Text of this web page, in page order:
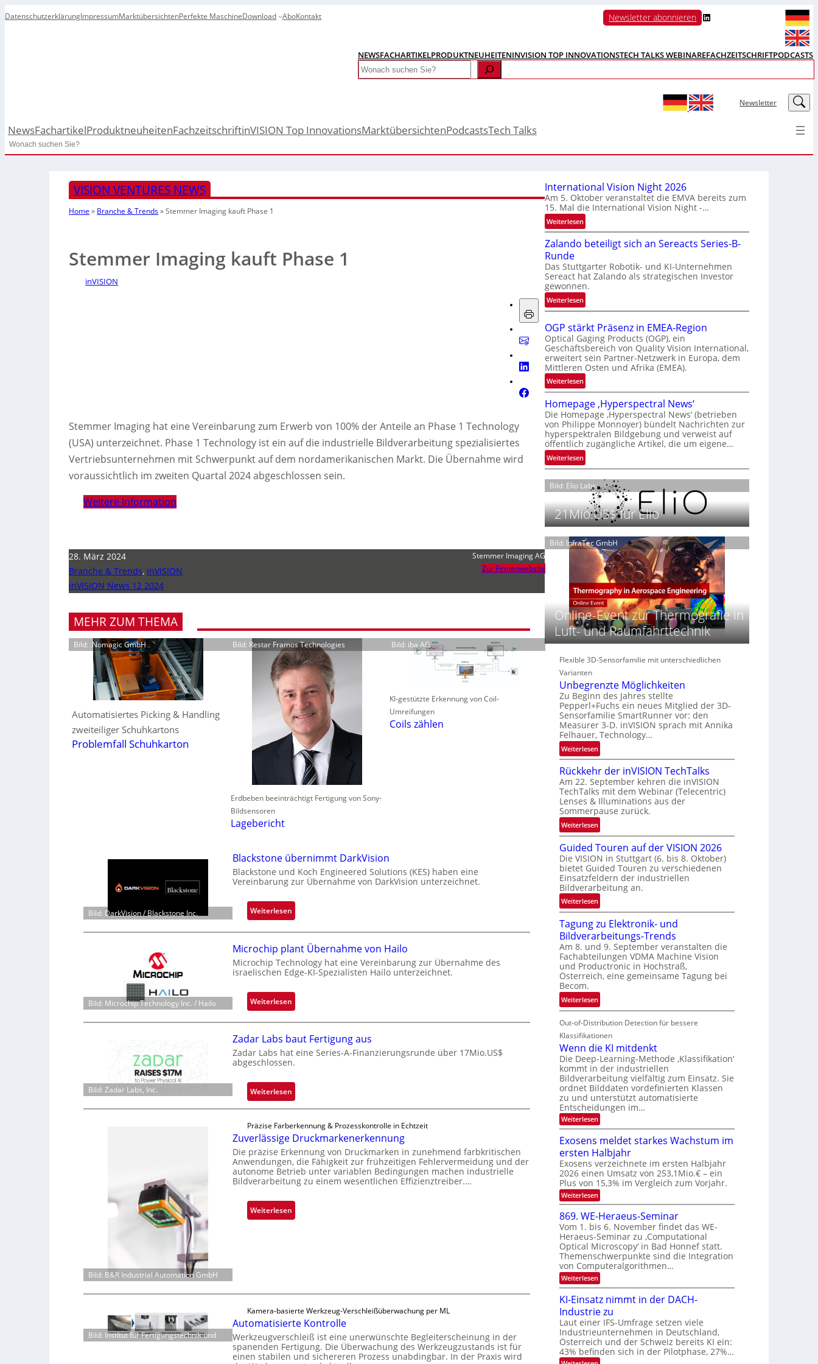
DatenschutzerklärungImpressumMarktübersichtenPerfekte MaschineDownload AboKontakt Newsletter abonnieren LinkedIn
NEWSFACHARTIKELPRODUKTNEUHEITENINVISION TOP INNOVATIONSTECH TALKS WEBINAREFACHZEITSCHRIFTPODCASTS
Search
Newsletter LinkedIn
NewsFachartikelProduktneuheitenFachzeitschriftinVISION Top InnovationsMarktübersichtenPodcastsTech Talks
Search
VISION VENTURES NEWS
Home » Branche & Trends»Stemmer Imaging kauft Phase 1
Stemmer Imaging kauft Phase 1
inVISION
Stemmer Imaging hat eine Vereinbarung zum Erwerb von 100% der Anteile an Phase 1 Technology
(USA) unterzeichnet. Phase 1 Technology ist ein auf die industrielle Bildverarbeitung spezialisiertes
Vertriebsunternehmen mit Schwerpunkt auf dem nordamerikanischen Markt. Die Übernahme wird
voraussichtlich im zweiten Quartal 2024 abgeschlossen sein.
Weitere Information
28. März 2024
Branche & Trends, inVISION
inVISION News 12 2024
Stemmer Imaging AG
Zur Firmenwebsite
MEHR ZUM THEMA
Bild: .Nomagic GmbH
Automatisiertes Picking & Handling
zweiteiliger Schuhkartons
Problemfall Schuhkarton
Bild: Restar Framos Technologies
Erdbeben beeinträchtigt Fertigung von Sony-
Bildsensoren
Lagebericht
Bild: iba AG
KI-gestützte Erkennung von Coil-
Umreifungen
Coils zählen
Bild: DarkVision / Blackstone Inc.
Blackstone übernimmt DarkVision
Blackstone und Koch Engineered Solutions (KES) haben eine
Vereinbarung zur Übernahme von DarkVision unterzeichnet.
Weiterlesen:
B
l
a
c
k
t
o
n
e
ü
b
r
n
m
m
t
D
a
k
V
Bild: Microchip Technology Inc. / Hailo
Microchip plant Übernahme von Hailo
Microchip Technology hat eine Vereinbarung zur Übernahme des
israelischen Edge-KI-Spezialisten Hailo unterzeichnet.
Weiterlesen:
M
i
c
r
o
h
i
p
l
a
n
t
b
e
e
v
o
n
H
a
Bild: Zadar Labs, Inc.
Zadar Labs baut Fertigung aus
Zadar Labs hat eine Series-A-Finanzierungsrunde über 17Mio.US$
abgeschlossen.
Weiterlesen:
Z
d
a
r
L
a
s
b
r
t
i
g
u
n
Bild: B&R Industrial Automation GmbH
Präzise Farberkennung & Prozesskontrolle in Echtzeit
Zuverlässige Druckmarkenerkennung
Die präzise Erkennung von Druckmarken in zunehmend farbkritischen
Anwendungen, die Fähigkeit zur frühzeitigen Fehlervermeidung und der
autonome Betrieb unter variablen Bedingungen machen industrielle
Bildverarbeitung zu einem wesentlichen Effizienztreiber.…
Weiterlesen:
Z
s
s
i
g
Bild: Institut für Fertigungstechnik und
Kamera-basierte Werkzeug-Verschleißüberwachung per ML
Automatisierte Kontrolle
Werkzeugverschleiß ist eine unerwünschte Begleiterscheinung in der
spanenden Fertigung. Die Überwachung des Werkzeugzustands ist für
einen stabilen und sichereren Prozess unabdingbar. In der Praxis wird
International Vision Night 2026
Am 5. Oktober veranstaltet die EMVA bereits zum
15. Mal die International Vision Night -…
Weiterlesen:
I
n
e
r
n
a
t
i
o
n
a
V
i
s
i
o
n
N
i
h
2
0
6
Zalando beteiligt sich an Sereacts Series-B-
Runde
Das Stuttgarter Robotik- und KI-Unternehmen
Sereact hat Zalando als strategischen Investor
gewonnen.
Weiterlesen:
Z
a
l
a
n
d
o
b
e
t
e
i
l
i
t
i
c
a
r
e
a
c
t
s
S
i
e
s
-
B
-
R
u
n
d
e
OGP stärkt Präsenz in EMEA-Region
Optical Gaging Products (OGP), ein
Geschäftsbereich von Quality Vision International,
erweitert sein Partner-Netzwerk in Europa, dem
Mittleren Osten und Afrika (EMEA).
Weiterlesen:
O
G
P
s
t
ä
r
t
r
ä
e
n
E
M
E
A
-
R
e
g
i
o
n
Homepage ‚Hyperspectral News‘
Die Homepage ‚Hyperspectral News‘ (betrieben
von Philippe Monnoyer) bündelt Nachrichten zur
hyperspektralen Bildgebung und verweist auf
öffentlich zugängliche Artikel, die um eigene…
Weiterlesen:
H
o
m
e
p
a
g
e
y
p
e
r
s
p
c
t
r
a
l
N
e
w
s
‘
Bild: Elio Labs.
21Mio.US$ für Elio
Bild: InfraTec GmbH
Online-Event zur Thermografie in
Luft- und Raumfahrttechnik
Flexible 3D-Sensorfamilie mit unterschiedlichen
Varianten
Unbegrenzte Möglichkeiten
Zu Beginn des Jahres stellte
Pepperl+Fuchs ein neues Mitglied der 3D-
Sensorfamilie SmartRunner vor: den
Measurer 3-D. inVISION sprach mit Annika
Felhauer, Technology…
Weiterlesen:
U
n
b
e
g
r
e
z
t
e
M
g
l
i
c
h
k
e
i
t
e
n
Rückkehr der inVISION TechTalks
Am 22. September kehren die inVISION
TechTalks mit dem Webinar (Telecentric)
Lenses & Illuminations aus der
Sommerpause zurück.
Weiterlesen:
R
ü
c
k
k
e
h
d
e
r
i
n
I
S
I
O
N
T
e
c
h
T
a
l
k
s
Guided Touren auf der VISION 2026
Die VISION in Stuttgart (6. bis 8. Oktober)
bietet Guided Touren zu verschiedenen
Einsatzfeldern der industriellen
Bildverarbeitung an.
Weiterlesen:
G
u
i
d
e
d
T
o
u
e
n
a
u
f
d
e
r
V
I
S
I
O
N
2
0
2
6
Tagung zu Elektronik- und
Bildverarbeitungs-Trends
Am 8. und 9. September veranstalten die
Fachabteilungen VDMA Machine Vision
und Productronic in Hochstraß,
Österreich, eine gemeinsame Tagung bei
Becom.
Weiterlesen:
T
a
g
u
n
g
z
u
E
l
e
k
t
r
o
n
i
k
-
u
n
d
B
i
l
d
v
e
r
a
r
Out-of-Distribution Detection für bessere
Klassifikationen
Wenn die KI mitdenkt
Die Deep-Learning-Methode ‚Klassifikation‘
kommt in der industriellen
Bildverarbeitung vielfältig zum Einsatz. Sie
ordnet Bilddaten vordefinierten Klassen
zu und unterstützt automatisierte
Entscheidungen im…
Weiterlesen:
W
n
n
d
i
e
K
I
m
i
t
d
e
n
k
t
Exosens meldet starkes Wachstum im
ersten Halbjahr
Exosens verzeichnete im ersten Halbjahr
2026 einen Umsatz von 253,1Mio.€ – ein
Plus von 15,3% im Vergleich zum Vorjahr.
Weiterlesen:
E
x
o
s
e
n
s
m
e
l
d
e
t
s
t
a
r
k
e
869. WE-Heraeus-Seminar
Vom 1. bis 6. November findet das WE-
Heraeus-Seminar zu ‚Computational
Optical Microscopy‘ in Bad Honnef statt.
Themenschwerpunkte sind die Integration
von Computeralgorithmen…
Weiterlesen:
8
9
.
W
E
-
H
e
KI-Einsatz nimmt in der DACH-
Industrie zu
Laut einer IFS-Umfrage setzen viele
Industrieunternehmen in Deutschland,
Österreich und der Schweiz bereits KI ein:
43% befinden sich in der Pilotphase, 27%…